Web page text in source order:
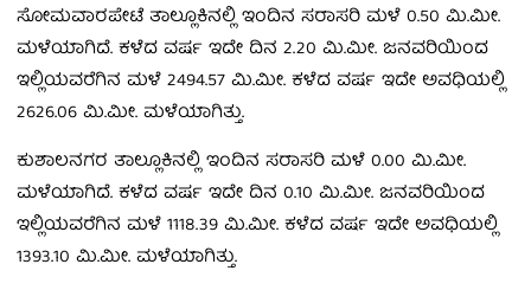
ಸೋಮವಾರಪೇಟೆ ತಾಲ್ಲೂಕಿನಲ್ಲಿ ಇಂದಿನ ಸರಾಸರಿ ಮಳೆ 0.50 ಮಿ.ಮೀ.
ಮಳೆಯಾಗಿದೆ. ಕಳೆದ ವರ್ಷ ಇದೇ ದಿನ 2.20 ಮಿ.ಮೀ. ಜನವರಿಯಿಂದ
ಇಲ್ಲಿಯವರೆಗಿನ ಮಳೆ 2494.57 ಮಿ.ಮೀ. ಕಳೆದ ವರ್ಷ ಇದೇ ಅವಧಿಯಲ್ಲಿ
2626.06 ಮಿ.ಮೀ. ಮಳೆಯಾಗಿತ್ತು.
ಕುಶಾಲನಗರ ತಾಲ್ಲೂಕಿನಲ್ಲಿ ಇಂದಿನ ಸರಾಸರಿ ಮಳೆ 0.00 ಮಿ.ಮೀ.
ಮಳೆಯಾಗಿದೆ. ಕಳೆದ ವರ್ಷ ಇದೇ ದಿನ 0.10 ಮಿ.ಮೀ. ಜನವರಿಯಿಂದ
ಇಲ್ಲಿಯವರೆಗಿನ ಮಳೆ 1118.39 ಮಿ.ಮೀ. ಕಳೆದ ವರ್ಷ ಇದೇ ಅವಧಿಯಲ್ಲಿ
1393.10 ಮಿ.ಮೀ. ಮಳೆಯಾಗಿತ್ತು.